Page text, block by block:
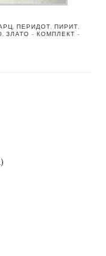
ПЕРИДОТ, ПИРИТ,
ЗЛАТО – КОМПЛЕКТ –